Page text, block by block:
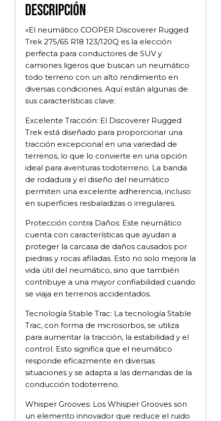
Descripción
«El neumático COOPER Discoverer Rugged
Trek 275/65 R18 123/120Q es la elección
perfecta para conductores de SUV y
camiones ligeros que buscan un neumático
todo terreno con un alto rendimiento en
diversas condiciones. Aquí están algunas de
sus características clave:
Excelente Tracción: El Discoverer Rugged
Trek está diseñado para proporcionar una
tracción excepcional en una variedad de
terrenos, lo que lo convierte en una opción
ideal para aventuras todoterreno. La banda
de rodadura y el diseño del neumático
permiten una excelente adherencia, incluso
en superficies resbaladizas o irregulares.
Protección contra Daños: Este neumático
cuenta con características que ayudan a
proteger la carcasa de daños causados por
piedras y rocas afiladas. Esto no solo mejora la
vida útil del neumático, sino que también
contribuye a una mayor confiabilidad cuando
se viaja en terrenos accidentados.
Tecnología Stable Trac: La tecnología Stable
Trac, con forma de microsorbos, se utiliza
para aumentar la tracción, la estabilidad y el
control. Esto significa que el neumático
responde eficazmente en diversas
situaciones y se adapta a las demandas de la
conducción todoterreno.
Whisper Grooves: Los Whisper Grooves son
un elemento innovador que reduce el ruido